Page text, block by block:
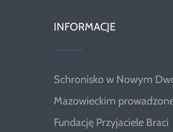
INFORMACJE
Schronisko w Nowym
Mazowieckim
Fundację Przyjaciele Braci